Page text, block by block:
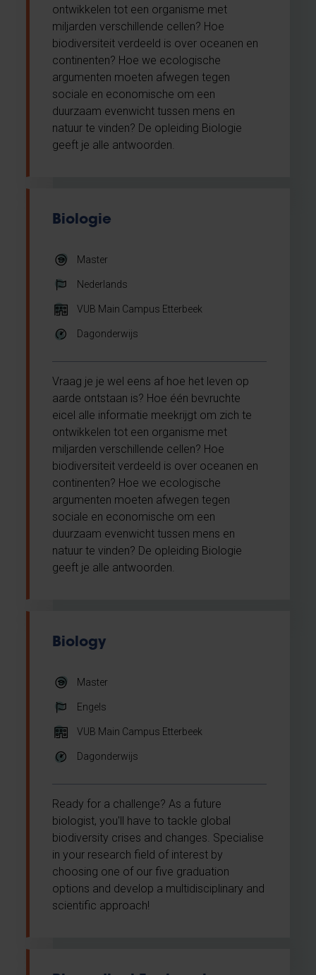
ontwikkelen tot een organisme met
miljarden verschillende cellen? Hoe
biodiversiteit verdeeld is over oceanen en
continenten? Hoe we ecologische
argumenten moeten afwegen tegen
sociale en economische om een
duurzaam evenwicht tussen mens en
natuur te vinden? De opleiding Biologie
geeft je alle antwoorden.
Biologie
Master
Nederlands
VUB Main Campus Etterbeek
Dagonderwijs
Vraag je je wel eens af hoe het leven op
aarde ontstaan is? Hoe één bevruchte
eicel alle informatie meekrijgt om zich te
ontwikkelen tot een organisme met
miljarden verschillende cellen? Hoe
biodiversiteit verdeeld is over oceanen en
continenten? Hoe we ecologische
argumenten moeten afwegen tegen
sociale en economische om een
duurzaam evenwicht tussen mens en
natuur te vinden? De opleiding Biologie
geeft je alle antwoorden.
Biology
Master
Engels
VUB Main Campus Etterbeek
Dagonderwijs
Ready for a challenge? As a future
biologist, you'll have to tackle global
biodiversity crises and changes. Specialise
in your research field of interest by
choosing one of our five graduation
options and develop a multidisciplinary and
scientific approach!